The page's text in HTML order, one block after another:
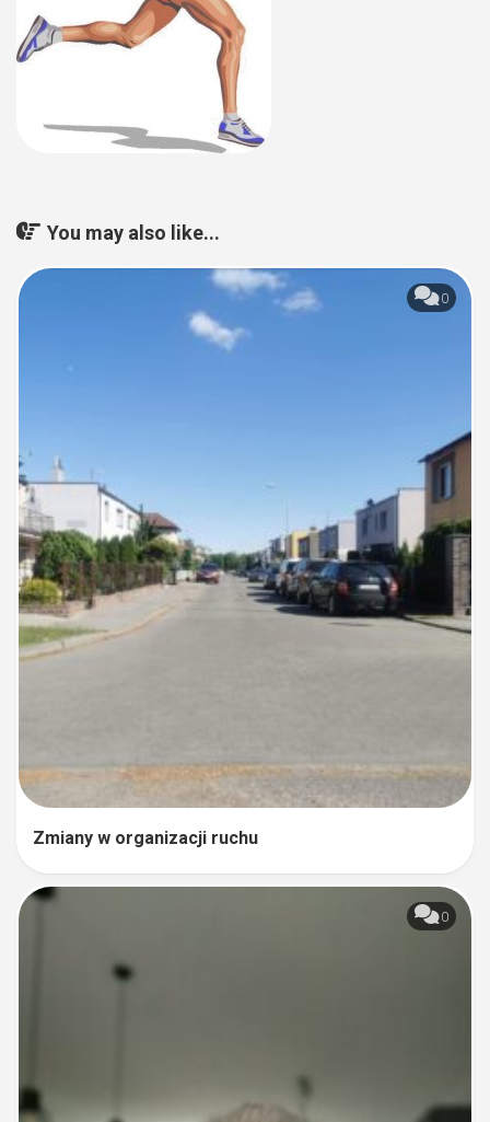
You may also like...
0
Zmiany w organizacji ruchu
0